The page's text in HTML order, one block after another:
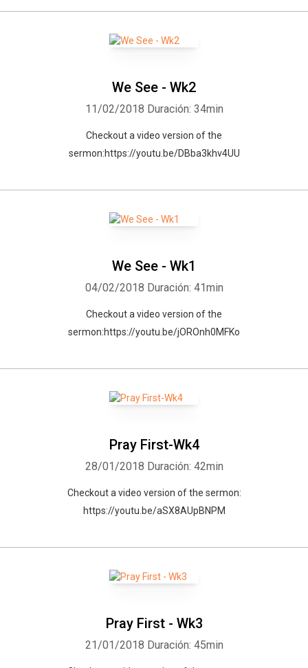
We See - Wk2
11/02/2018 Duración: 34min
Checkout a video version of the
sermon:https://youtu.be/DBba3khv4UU
We See - Wk1
04/02/2018 Duración: 41min
Checkout a video version of the
sermon:https://youtu.be/jOROnh0MFKo
Pray First-Wk4
28/01/2018 Duración: 42min
Checkout a video version of the sermon:
https://youtu.be/aSX8AUpBNPM
Pray First - Wk3
21/01/2018 Duración: 45min